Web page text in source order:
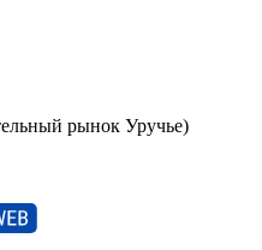
рынок Уручье)